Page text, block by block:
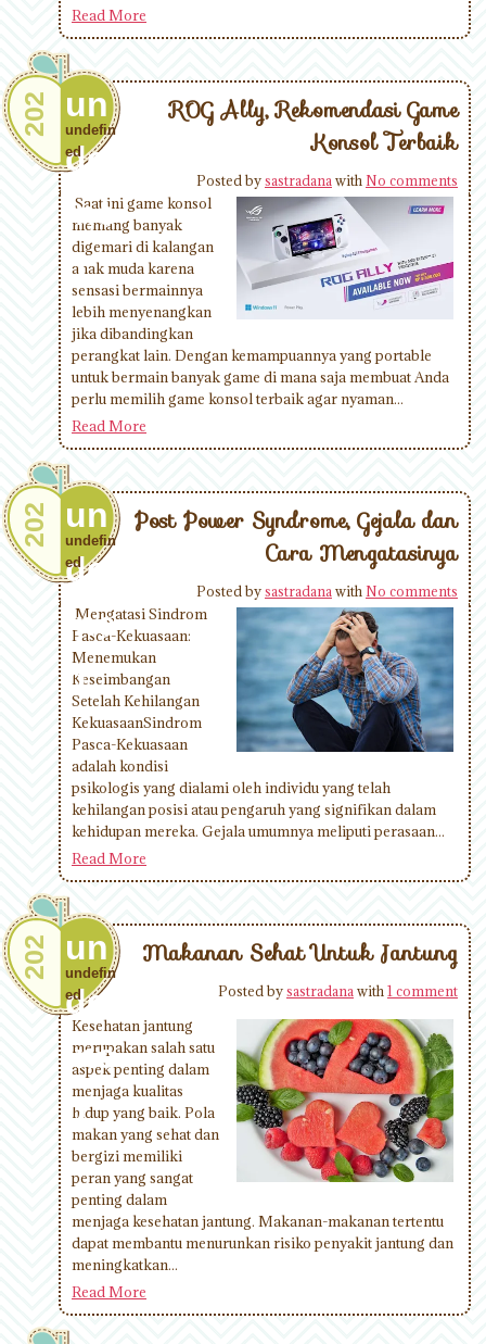
Read More
ROG Ally, Rekomendasi Game
Konsol Terbaik
202
un
def
ine
d
undefin
ed
Posted bysastradana with No comments
Saat ini game konsol
memang banyak
digemari di kalangan
anak muda karena
sensasi bermainnya
lebih menyenangkan
jika dibandingkan
perangkat lain. Dengan kemampuannya yang portable
untuk bermain banyak game di mana saja membuat Anda
perlu memilih game konsol terbaik agar nyaman...
Read More
Post Power Syndrome, Gejala dan
Cara Mengatasinya
202
un
def
ine
d
undefin
ed
Posted bysastradana with No comments
Mengatasi Sindrom
Pasca-Kekuasaan:
Menemukan
Keseimbangan
Setelah Kehilangan
KekuasaanSindrom
Pasca-Kekuasaan
adalah kondisi
psikologis yang dialami oleh individu yang telah
kehilangan posisi atau pengaruh yang signifikan dalam
kehidupan mereka. Gejala umumnya meliputi perasaan...
Read More
Makanan Sehat Untuk Jantung
202
un
def
ine
d
undefin
ed
Posted bysastradana with 1 comment
Kesehatan jantung
merupakan salah satu
aspek penting dalam
menjaga kualitas
hidup yang baik. Pola
makan yang sehat dan
bergizi memiliki
peran yang sangat
penting dalam
menjaga kesehatan jantung. Makanan-makanan tertentu
dapat membantu menurunkan risiko penyakit jantung dan
meningkatkan...
Read More